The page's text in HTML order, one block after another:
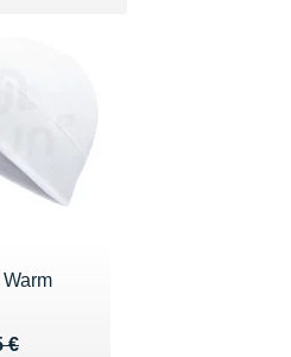
€25 €
€